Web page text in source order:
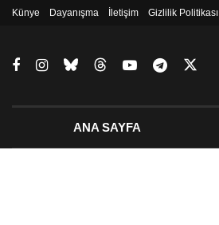
Künye Dayanışma İletişim Gizlilik Politikası
ANA SAYFA